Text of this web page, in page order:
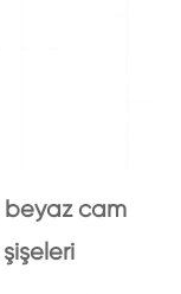
beyaz cam